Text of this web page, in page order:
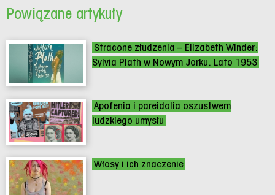
Powiązane artykuły
Stracone złudzenia – Elizabeth Winder:
Sylvia Plath w Nowym Jorku. Lato 1953
Apofenia i pareidolia oszustwem
ludzkiego umysłu
Włosy i ich znaczenie